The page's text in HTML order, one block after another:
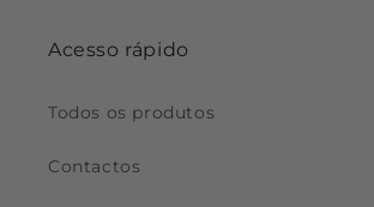
Acesso rápido
Todos os produtos
Contactos